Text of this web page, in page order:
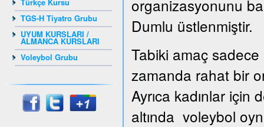
TGS-H Tiyatro Grubu
UYUM KURSLARI /
ALMANCA KURSLARI
Voleybol Grubu
organizasyonunu
Dumlu üstlenmiştir.
Tabiki amaç sadece
zamanda rahat bir
Ayrıca kadınlar için
altında voleybol